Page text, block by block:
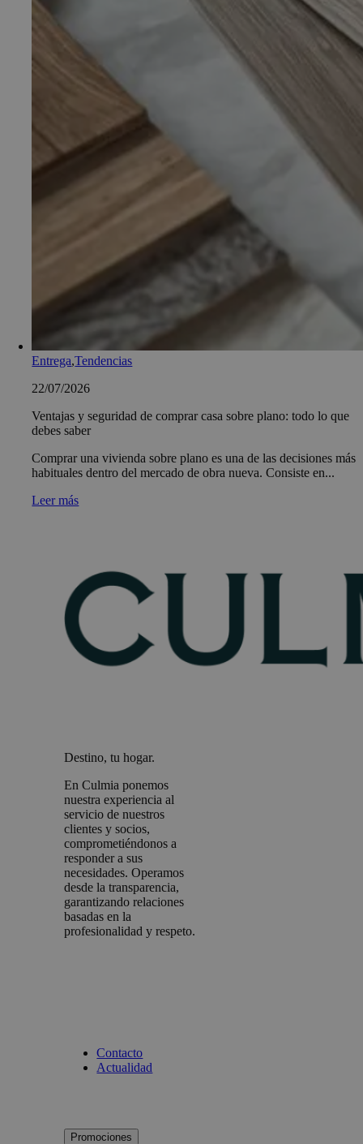
Entrega,Tendencias
22/07/2026
Ventajas y seguridad de comprar casa sobre plano: todo lo que
debes saber
Comprar una vivienda sobre plano es una de las decisiones más
habituales dentro del mercado de obra nueva. Consiste en...
Leer más
Destino, tu hogar.
En Culmia ponemos
nuestra experiencia al
servicio de nuestros
clientes y socios,
comprometiéndonos a
responder a sus
necesidades. Operamos
desde la transparencia,
garantizando relaciones
basadas en la
profesionalidad y respeto.
Contacto
Actualidad
Promociones